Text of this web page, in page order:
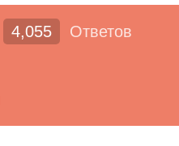
4,055
Ответов